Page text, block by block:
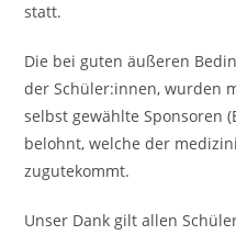
statt.
Die bei guten äußeren
der Schüler:innen, wurden
selbst gewählte Sponsoren
belohnt, welche der
zugutekommt.
Unser Dank gilt allen